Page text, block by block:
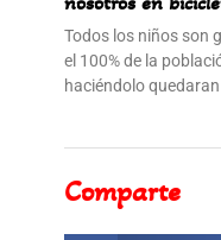
Todos los niños son
el 100% de la
haciéndolo
Comparte